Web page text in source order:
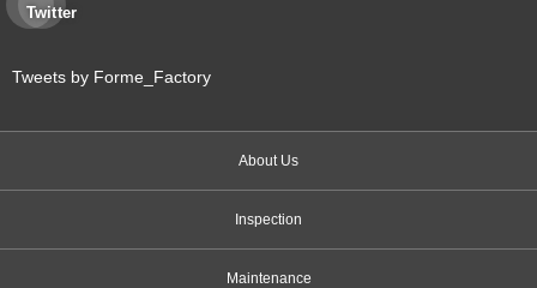
Twitter
Tweets by Forme_Factory
About Us
Inspection
Maintenance